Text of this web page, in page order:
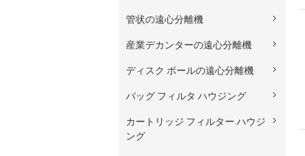
管状の遠心分離機
産業デカンターの遠心分離機
ディスク ボールの遠心分離機
バッグ フィルタ ハウジング
カートリッジ フィルター ハウジ
ング